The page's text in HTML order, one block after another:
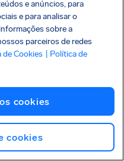
dos Direitos dos Passageiros
cuja missão é promover e
e anúncios, para
e para analisar o
sobre a
parceiros de redes
de Cookies
| Política de
cookies
cookies